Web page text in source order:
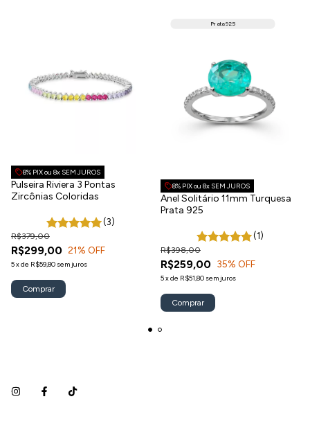
8% PIX ou 8x SEM JUROS
Pulseira Riviera 3 Pontas
Zircônias Coloridas
(3)
R$299,00
R$379,00
21% OFF
5xde R$59,80 sem juros
Comprar
Prata 925
8% PIX ou 8x SEM JUROS
Anel Solitário 11mm Turquesa
Prata 925
(1)
R$259,00
R$398,00
35% OFF
5xde R$51,80 sem juros
Comprar